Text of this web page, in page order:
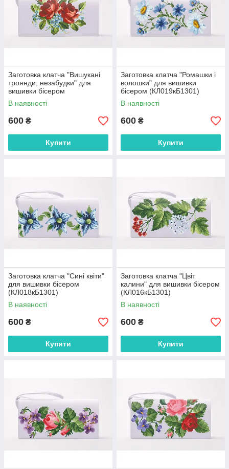
Заготовка клатча "Вишукані
троянди, незабудки" для
вишивки бісером
(КЛ020кБ1301)
В наявності
600 ₴
Купити
Заготовка клатча "Ромашки і
волошки" для вишивки
бісером (КЛ019кБ1301)
В наявності
600 ₴
Купити
Заготовка клатча "Сині квіти"
для вишивки бісером
(КЛ018кБ1301)
В наявності
600 ₴
Купити
Заготовка клатча "Цвіт
калини" для вишивки бісером
(КЛ016кБ1301)
В наявності
600 ₴
Купити